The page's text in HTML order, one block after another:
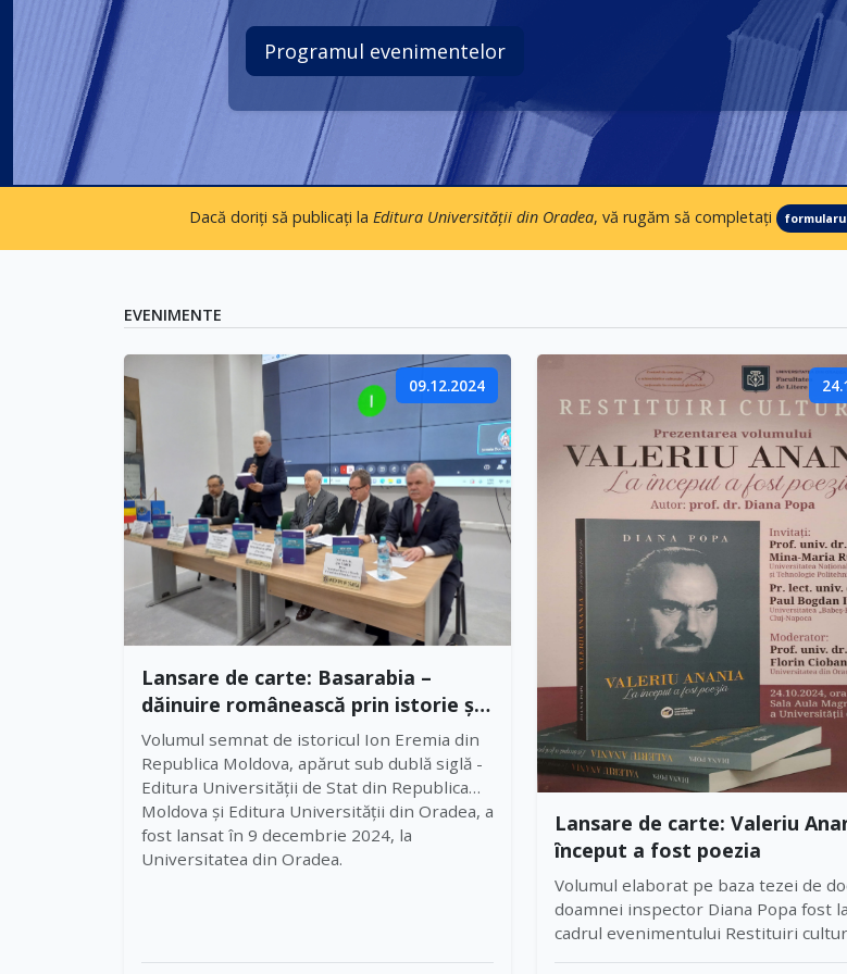
Dacă doriți să publicați laEditura Universității din Oradea, vă rugăm să completați
EVENIMENTE
09.12.2024
Lansare de carte: Basarabia –
dăinuire românească prin istorie și
limbă
Volumul semnat de istoricul Ion Eremia din
Republica Moldova, apărut sub dublă siglă -
Editura Universității de Stat din Republica
Moldova și Editura Universității din Oradea, a
fost lansat în 9 decembrie 2024, la
Universitatea din Oradea.
Lansare de carte: Valeriu
început a fost poezia
Volumul elaborat pe baza tezei de
doamnei inspector Diana Popa fost
cadrul evenimentului Restituiri